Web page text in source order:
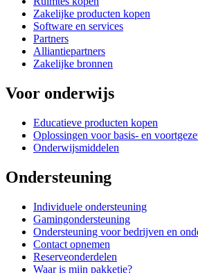
Zakelijke producten kopen
Software en services
Partners
Alliantiepartners
Zakelijke bronnen
Voor onderwijs
Educatieve producten kopen
Oplossingen voor basis- en
Onderwijsmiddelen
Ondersteuning
Individuele ondersteuning
Gamingondersteuning
Ondersteuning voor bedrijven en
Contact opnemen
Reserveonderdelen
Waar is mijn pakketje?